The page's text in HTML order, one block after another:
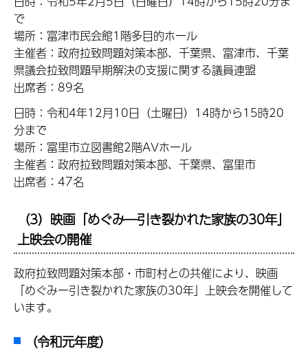
で
場所：富津市民会館1階多目的ホール
主催者：政府拉致問題対策本部、千葉県、富津市、千葉
県議会拉致問題早期解決の支援に関する議員連盟
出席者：89名
日時：令和4年12月10日（土曜日）14時から15時20
分まで
場所：富里市立図書館2階AVホール
主催者：政府拉致問題対策本部、千葉県、富里市
出席者：47名
（3）映画「めぐみ―引き裂かれた家族の30年」
上映会の開催
政府拉致問題対策本部・市町村との共催により、映画
「めぐみー引き裂かれた家族の30年」上映会を開催して
います。
（令和元年度）